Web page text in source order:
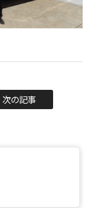
次の記事